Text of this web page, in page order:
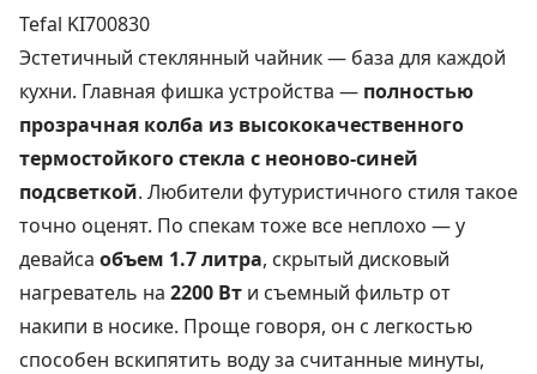
Tefal KI700830
Эстетичный стеклянный чайник — база для каждой
кухни. Главная фишка устройства — полностью
прозрачная колба из высококачественного
термостойкого стекла с неоново-синей
подсветкой. Любители футуристичного стиля такое
точно оценят. По спекам тоже все неплохо — у
девайса объем 1.7 литра, скрытый дисковый
нагреватель на 2200 Вт и съемный фильтр от
накипи в носике. Проще говоря, он с легкостью
способен вскипятить воду за считанные минуты,